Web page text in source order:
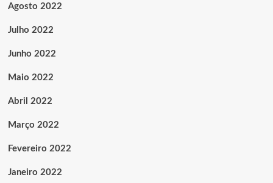
Agosto 2022
Julho 2022
Junho 2022
Maio 2022
Abril 2022
Março 2022
Fevereiro 2022
Janeiro 2022